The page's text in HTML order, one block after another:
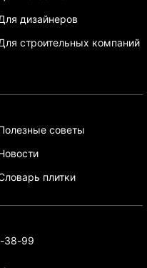
дизайнеров
строительных компаний
советы
плитки
38-99